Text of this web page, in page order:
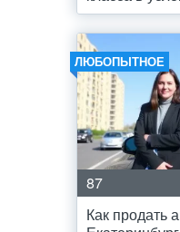
ЛЮБОПЫТНОЕ
87
Как продать